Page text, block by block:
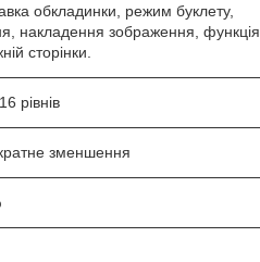
обкладинки, режим буклету,
накладення зображення, функція
сторінки.
рівнів
зменшення